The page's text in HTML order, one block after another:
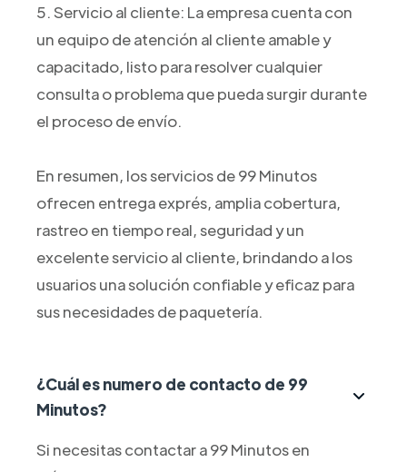
5. Servicio al cliente: La empresa cuenta con
un equipo de atención al cliente amable y
capacitado, listo para resolver cualquier
consulta o problema que pueda surgir durante
el proceso de envío.
En resumen, los servicios de 99 Minutos
ofrecen entrega exprés, amplia cobertura,
rastreo en tiempo real, seguridad y un
excelente servicio al cliente, brindando a los
usuarios una solución confiable y eficaz para
sus necesidades de paquetería.
¿Cuál es numero de contacto de 99
Minutos?
Si necesitas contactar a 99 Minutos en